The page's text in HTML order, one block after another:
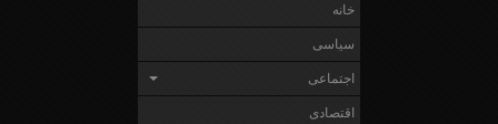
خانه
سیاسی
اجتماعی
اقتصادی